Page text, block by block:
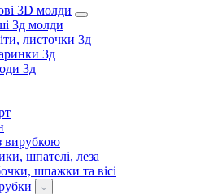
3D молди
3д молди
листочки 3д
3д
3д
вирубкою
шпателі, леза
шпажки та вісі